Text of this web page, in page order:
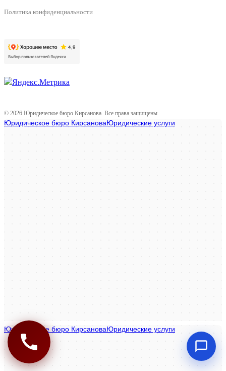
Политика конфиденциальности
© 2026 Юридическое бюро Кирсанова. Все права защищены.
Юридическое бюро Кирсанова
Юридическое бюро Кирсанова
Юридические услуги в Костроме